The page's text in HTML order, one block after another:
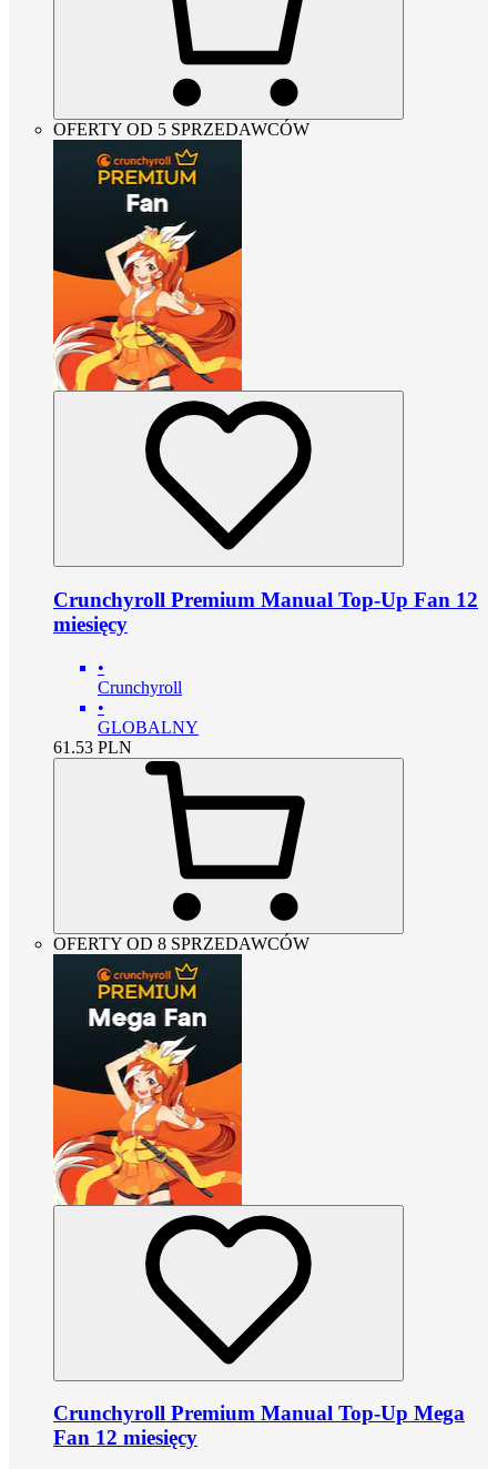
OFERTY OD 5 SPRZEDAWCÓW
Crunchyroll Premium Manual Top-Up Fan 12
miesięcy
•
Crunchyroll
•
GLOBALNY
61.53 PLN
OFERTY OD 8 SPRZEDAWCÓW
Crunchyroll Premium Manual Top-Up Mega
Fan 12 miesięcy